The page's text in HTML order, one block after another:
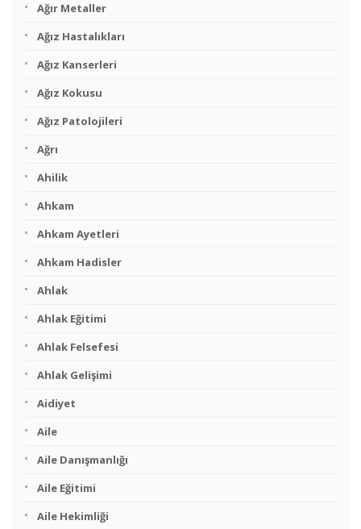
Ağır Metaller
Ağız Hastalıkları
Ağız Kanserleri
Ağız Kokusu
Ağız Patolojileri
Ağrı
Ahilik
Ahkam
Ahkam Ayetleri
Ahkam Hadisler
Ahlak
Ahlak Eğitimi
Ahlak Felsefesi
Ahlak Gelişimi
Aidiyet
Aile
Aile Danışmanlığı
Aile Eğitimi
Aile Hekimliği